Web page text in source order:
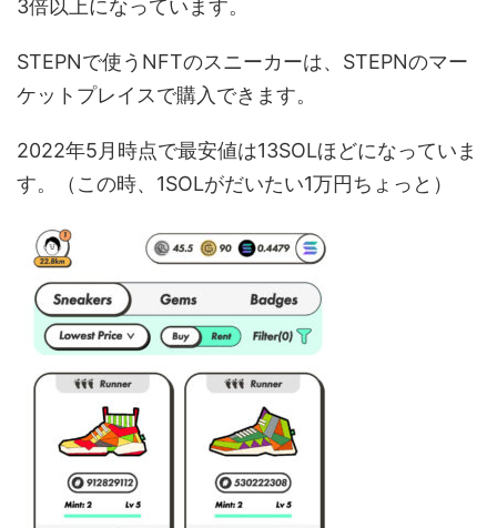
3倍以上になっています。
STEPNで使うNFTのスニーカーは、STEPNのマー
ケットプレイスで購入できます。
2022年5月時点で最安値は13SOLほどになっていま
す。（この時、1SOLがだいたい1万円ちょっと）